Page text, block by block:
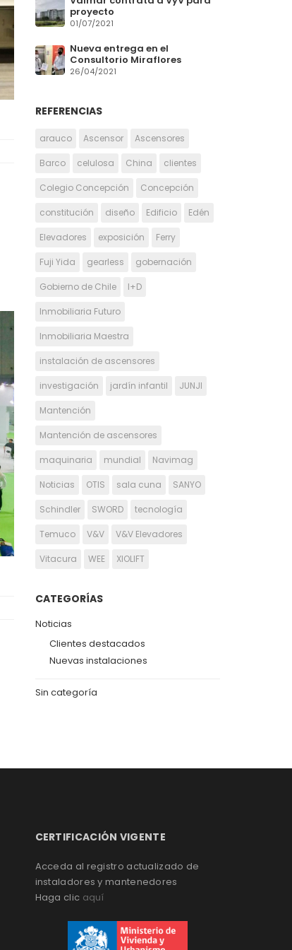
proyecto
01/07/2021
Nueva entrega en el
Consultorio Miraflores
26/04/2021
REFERENCIAS
arauco Ascensor Ascensores
Barco celulosa China clientes
Colegio Concepción Concepción
constitución diseño Edificio Edén
Elevadores exposición Ferry
Fuji Yida gearless gobernación
Gobierno de Chile I+D
Inmobiliaria Futuro
Inmobiliaria Maestra
instalación de ascensores
investigación jardín infantil JUNJI
Mantención
Mantención de ascensores
maquinaria mundial Navimag
Noticias OTIS sala cuna SANYO
Schindler SWORD tecnología
Temuco V&V V&V Elevadores
Vitacura WEE XIOLIFT
CATEGORÍAS
Noticias
Clientes destacados
Nuevas instalaciones
Sin categoría
CERTIFICACIÓN VIGENTE
Acceda al registro actualizado de
instaladores y mantenedores
Haga clic aquí